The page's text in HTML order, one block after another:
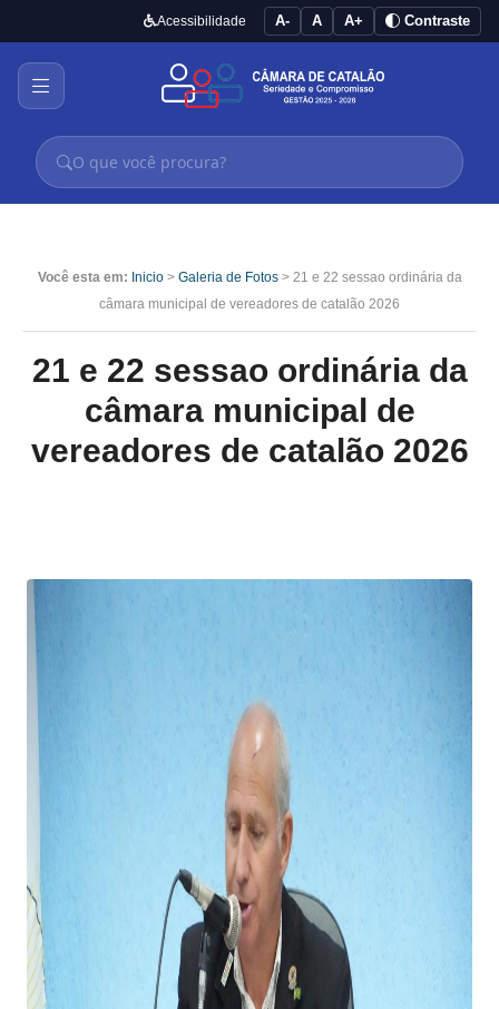
Acessibilidade A- A A+ Contraste
Você esta em: Inicio> Galeria de Fotos> 21 e 22 sessao ordinária da
câmara municipal de vereadores de catalão 2026
21 e 22 sessao ordinária da
câmara municipal de
vereadores de catalão 2026